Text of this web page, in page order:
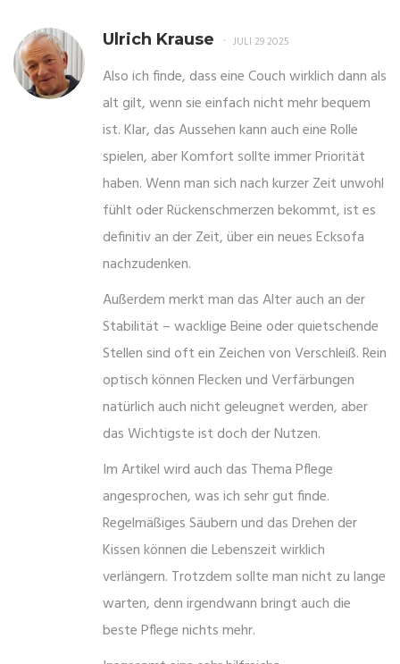
Ulrich Krause JULI 29 2025
Also ich finde, dass eine Couch wirklich dann als
alt gilt, wenn sie einfach nicht mehr bequem
ist. Klar, das Aussehen kann auch eine Rolle
spielen, aber Komfort sollte immer Priorität
haben. Wenn man sich nach kurzer Zeit unwohl
fühlt oder Rückenschmerzen bekommt, ist es
definitiv an der Zeit, über ein neues Ecksofa
nachzudenken.
Außerdem merkt man das Alter auch an der
Stabilität – wacklige Beine oder quietschende
Stellen sind oft ein Zeichen von Verschleiß. Rein
optisch können Flecken und Verfärbungen
natürlich auch nicht geleugnet werden, aber
das Wichtigste ist doch der Nutzen.
Im Artikel wird auch das Thema Pflege
angesprochen, was ich sehr gut finde.
Regelmäßiges Säubern und das Drehen der
Kissen können die Lebenszeit wirklich
verlängern. Trotzdem sollte man nicht zu lange
warten, denn irgendwann bringt auch die
beste Pflege nichts mehr.